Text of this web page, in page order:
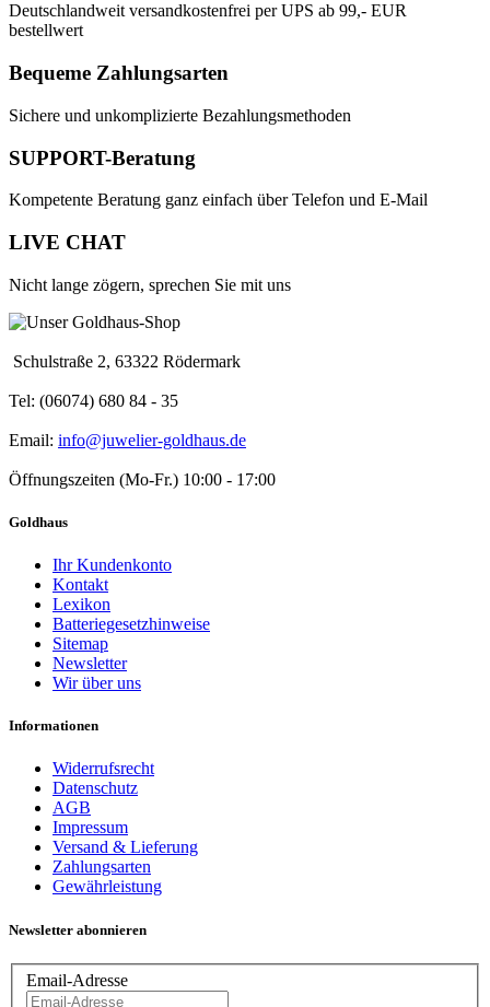
Deutschlandweit versandkostenfrei per UPS ab 99,- EUR
bestellwert
Bequeme Zahlungsarten
Sichere und unkomplizierte Bezahlungsmethoden
SUPPORT-Beratung
Kompetente Beratung ganz einfach über Telefon und E-Mail
LIVE CHAT
Nicht lange zögern, sprechen Sie mit uns
Schulstraße 2, 63322 Rödermark
Tel: (06074) 680 84 - 35
Email: info@juwelier-goldhaus.de
Öffnungszeiten (Mo-Fr.) 10:00 - 17:00
Goldhaus
Ihr Kundenkonto
Kontakt
Lexikon
Batteriegesetzhinweise
Sitemap
Newsletter
Wir über uns
Informationen
Widerrufsrecht
Datenschutz
AGB
Impressum
Versand & Lieferung
Zahlungsarten
Gewährleistung
Newsletter abonnieren
Email-Adresse